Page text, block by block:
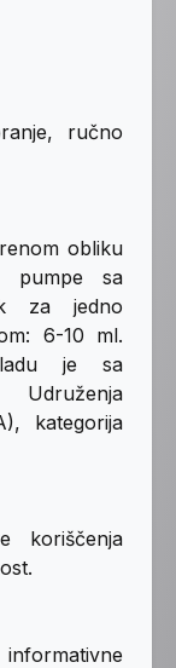
ručno
obliku
pumpe sa
za jedno
6-10 ml.
je sa
kategorija
koriščenja